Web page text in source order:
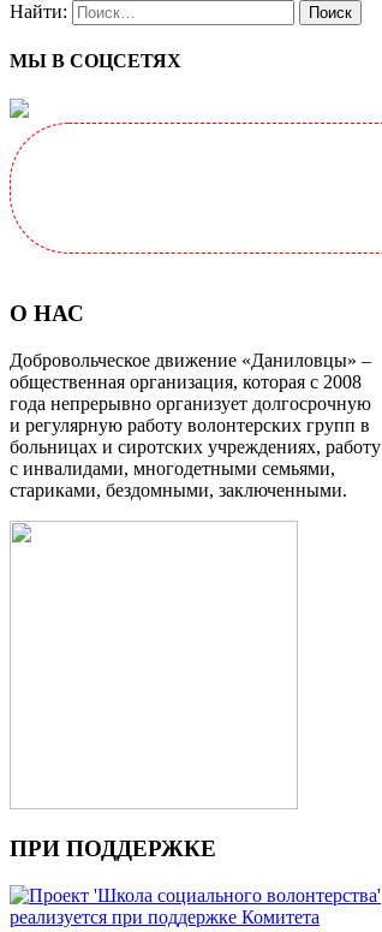
Найти:
МЫ В СОЦСЕТЯХ
О НАС
Добровольческое движение «Даниловцы» –
общественная организация, которая с 2008
года непрерывно организует долгосрочную
и регулярную работу волонтерских групп в
больницах и сиротских учреждениях, работу
с инвалидами, многодетными семьями,
стариками, бездомными, заключенными.
ПРИ ПОДДЕРЖКЕ